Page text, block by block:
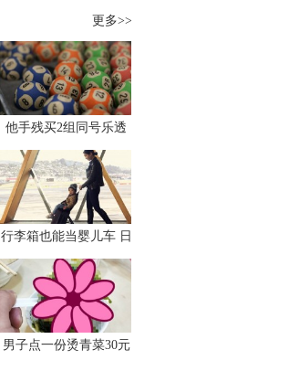
更多>>
他手残买2组同号乐透
万
行李箱也能当婴儿车 日
男子点一份烫青菜30元